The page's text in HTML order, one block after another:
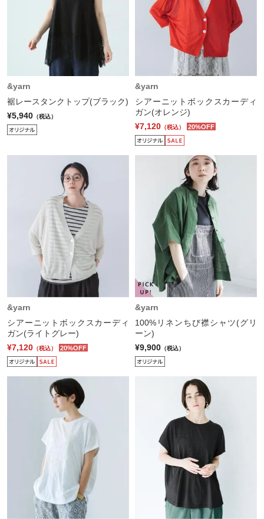
&yarn
裾レースタンクトップ(ブラック)
¥5,940 （税込）
&yarn
シアーニットボックスカーディ
ガン(オレンジ)
¥7,120 （税込） 20%OFF
&yarn
シアーニットボックスカーディ
ガン(ライトグレー)
¥7,120 （税込） 20%OFF
&yarn
100%リネンちび襟シャツ(グリ
ーン)
¥9,900 （税込）